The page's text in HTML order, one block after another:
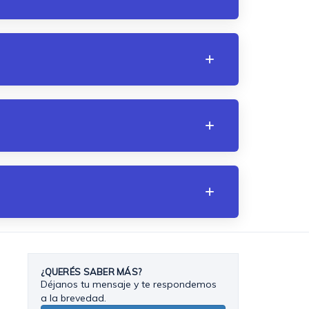
¿QUERÉS SABER MÁS?
Déjanos tu mensaje y te respondemos
a la brevedad.